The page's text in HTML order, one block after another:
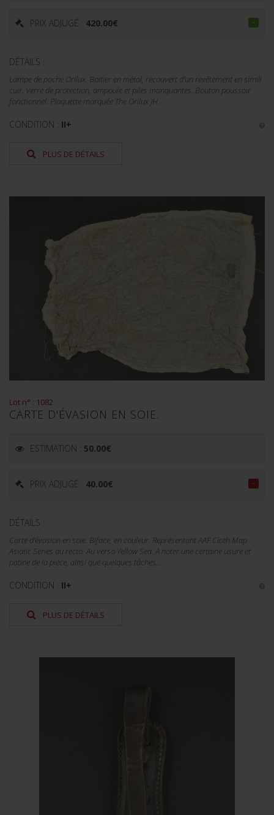
PRIX ADJUGÉ : 420.00€
DÉTAILS :
Lampe de poche Orilux. Boitier en métal, recouvert d'un revêtement en simili
cuir. Verre de protection, ampoule et piles manquantes. Bouton poussoir
fonctionnel. Plaquette marquée The Orilux JH...
CONDITION : II+
PLUS DE DÉTAILS
Lot n° : 1082
CARTE D'ÉVASION EN SOIE.
ESTIMATION : 50.00€
PRIX ADJUGÉ : 40.00€
DÉTAILS :
Carte d'évasion en soie. Biface, en couleur. Représentant AAF Cloth Map
Asiatic Series au recto. Au verso Yellow Sea. A noter une certaine usure et
patine de la pièce, ainsi que quelques tâches...
CONDITION : II+
PLUS DE DÉTAILS